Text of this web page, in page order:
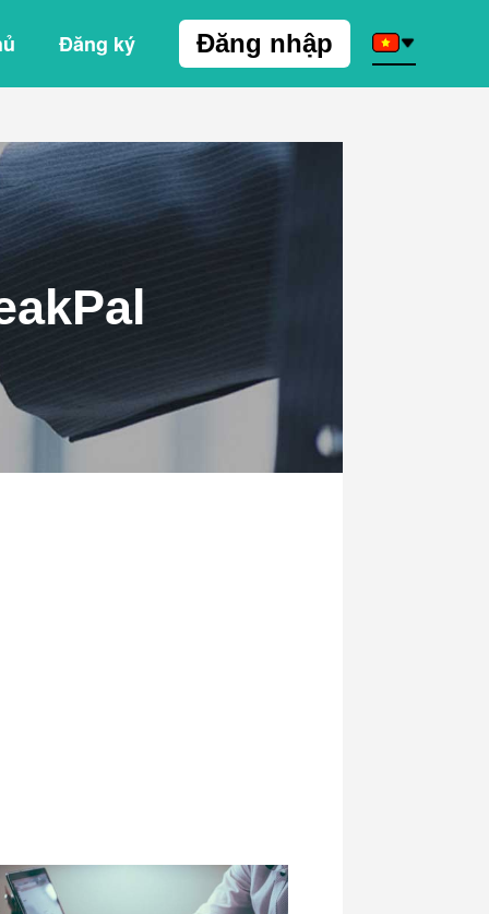
Đăng ký Đăng nhập